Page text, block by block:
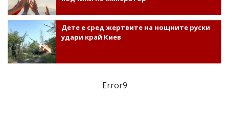
Дете е сред жертвите на нощните руски
удари край Киев
Error9